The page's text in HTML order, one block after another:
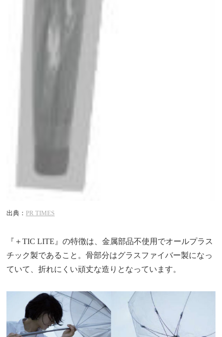
出典： PR TIMES
『＋TIC LITE』の特徴は、金属部品不使用でオールプラス
チック製であること。骨部分はグラスファイバー製になっ
ていて、折れにくい頑丈な造りとなっています。